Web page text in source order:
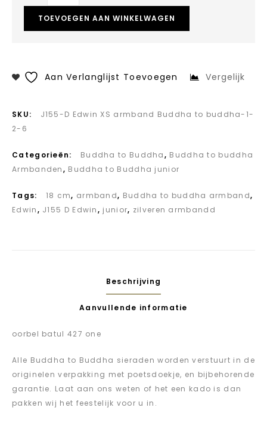
TOEVOEGEN AAN WINKELWAGEN
Aan Verlanglijst Toevoegen Vergelijk
SKU:
J155-D Edwin XS armband Buddha to buddha-1-
2-6
Categorieën: Buddha to Buddha, Buddha to buddha
Armbanden, Buddha to Buddha junior
Tags: 18 cm, armband, Buddha to buddha armband,
Edwin, J155 D Edwin, junior, zilveren armbandd
Beschrijving
Aanvullende informatie
oorbel batul 427 one
Alle Buddha to Buddha sieraden worden verstuurt in de
originelen verpakking met poetsdoekje, en bijbehorende
garantie. Laat aan ons weten of het een kado is dan
pakken wij het feestelijk voor u in.